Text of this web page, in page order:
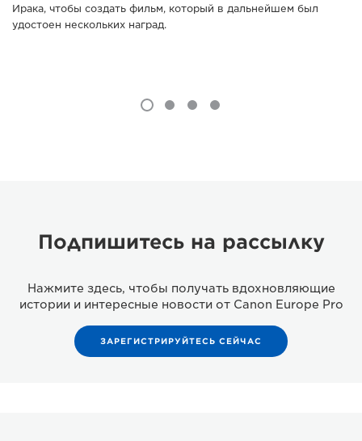
Ирака, чтобы создать фильм, который в дальнейшем был
удостоен нескольких наград.
Подпишитесь на рассылку
Нажмите здесь, чтобы получать вдохновляющие
истории и интересные новости от Canon Europe Pro
ЗАРЕГИСТРИРУЙТЕСЬ СЕЙЧАС